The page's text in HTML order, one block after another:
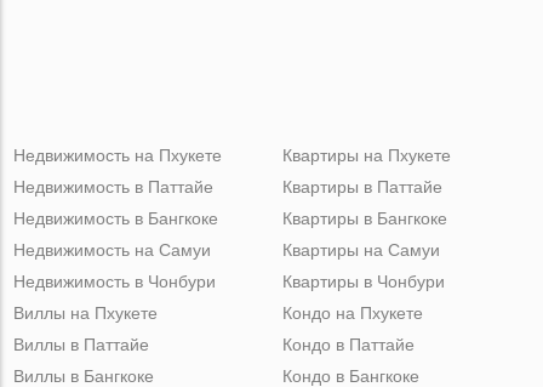
Недвижимость на Пхукете
Недвижимость в Паттайе
Недвижимость в Бангкоке
Недвижимость на Самуи
Недвижимость в Чонбури
Квартиры на Пхукете
Квартиры в Паттайе
Квартиры в Бангкоке
Квартиры на Самуи
Квартиры в Чонбури
Виллы на Пхукете
Виллы в Паттайе
Виллы в Бангкоке
Кондо на Пхукете
Кондо в Паттайе
Кондо в Бангкоке